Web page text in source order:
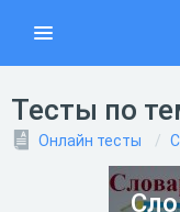
Тесты по
Онлайн тесты